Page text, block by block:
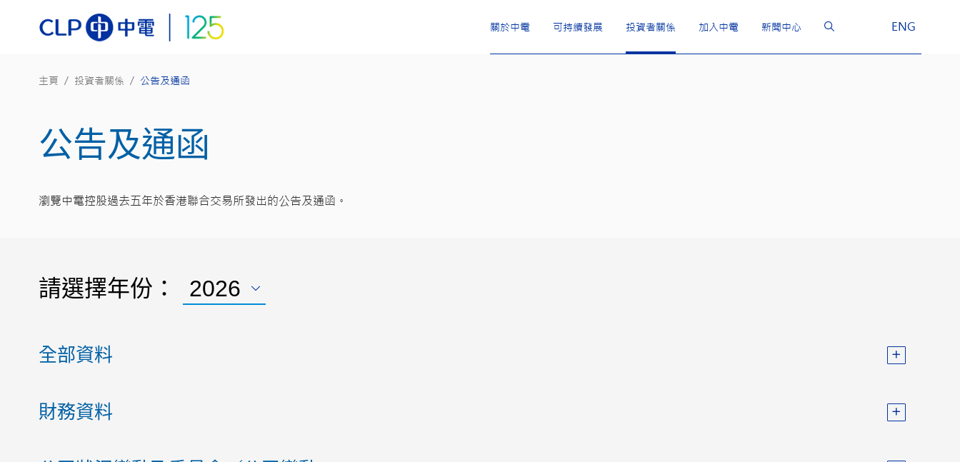
關於中電 可持續發展 投資者關係 加入中電 新聞中心 ENG
主頁 / 投資者關係 / 公告及通函
公告及通函
瀏覽中電控股過去五年於香港聯合交易所發出的公告及通函。
請選擇年份：
全部資料
財務資料